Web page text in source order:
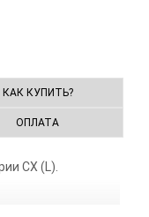
КАК КУПИТЬ?
ОПЛАТА
CX (L).